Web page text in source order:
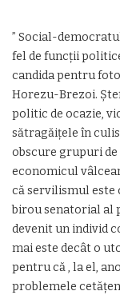
” Social-
fel de funcții
candida pentru
Horezu-Brezoi.
politic de ocazie,
sătragăițele în
obscure grupuri
economicul
că servilismul este
birou senatorial al
devenit un individ
mai este decât o
pentru că , la el,
problemele